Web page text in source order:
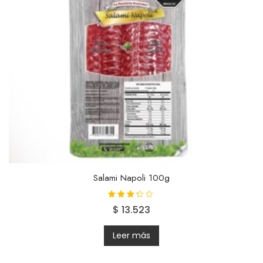
Salami Napoli 100g
Valorado
con
de 5
$ 13.523
Leer más